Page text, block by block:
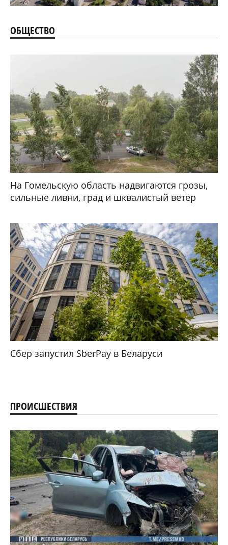
ОБЩЕСТВО
На Гомельскую область надвигаются грозы,
сильные ливни, град и шквалистый ветер
Сбер запустил SberPay в Беларуси
ПРОИСШЕСТВИЯ